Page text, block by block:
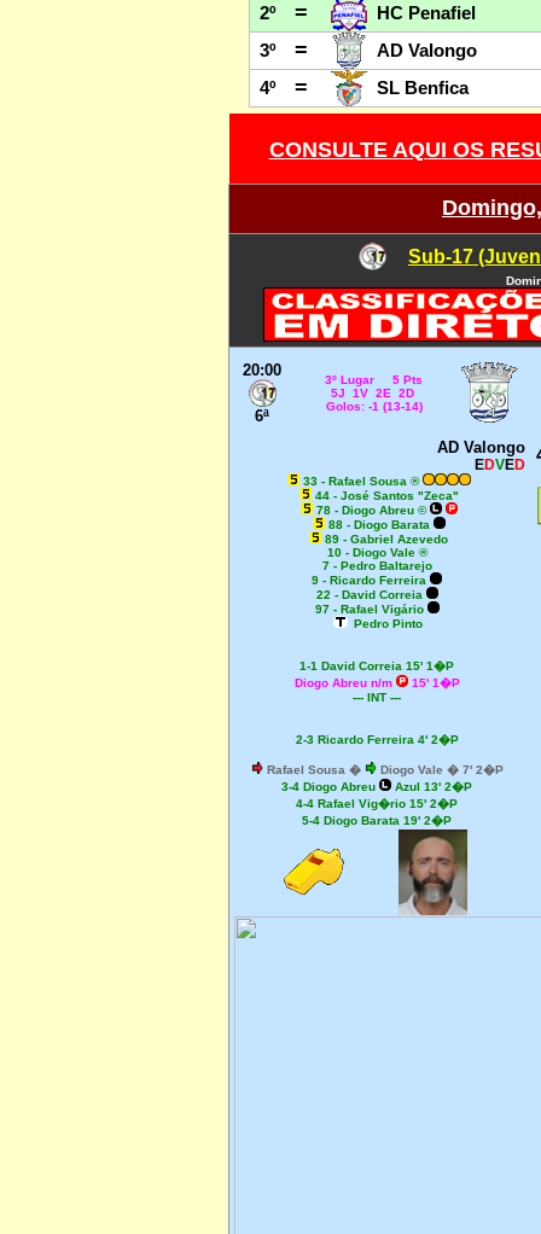
CONSULTE AQUI OS
Sub-17
20:00
6ª
3º Lugar 5 Pts
5J 1V 2E 2D
Golos: -1 (13-14)
AD Valongo
EDVED
33 - Rafael Sousa ®
44 - José Santos "Zeca"
78 - Diogo Abreu ©
88 - Diogo Barata
89 - Gabriel Azevedo
10 - Diogo Vale ®
7 - Pedro Baltarejo
9 - Ricardo Ferreira
22 - David Correia
97 - Rafael Vigário
Pedro Pinto
1-1 David Correia 15' 1�P
Diogo Abreu n/m
15' 1�P
--- INT ---
2-3 Ricardo Ferreira 4' 2�P
Rafael Sousa �
Diogo Vale � 7' 2�P
3-4 Diogo Abreu
Azul 13' 2�P
4-4 Rafael Vig�rio 15' 2�P
5-4 Diogo Barata 19' 2�P